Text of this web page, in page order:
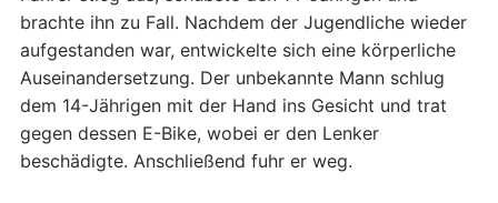
brachte ihn zu Fall. Nachdem der Jugendliche wieder
aufgestanden war, entwickelte sich eine körperliche
Auseinandersetzung. Der unbekannte Mann schlug
dem 14-Jährigen mit der Hand ins Gesicht und trat
gegen dessen E-Bike, wobei er den Lenker
beschädigte. Anschließend fuhr er weg.